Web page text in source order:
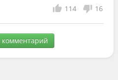
114
16
комментарий